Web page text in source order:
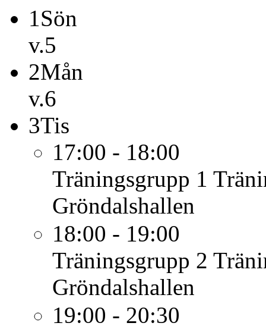
1Sön
v.5
2Mån
v.6
3Tis
17:00 - 18:00
Träningsgrupp 1
Gröndalshallen
18:00 - 19:00
Träningsgrupp 2
Gröndalshallen
19:00 - 20:30